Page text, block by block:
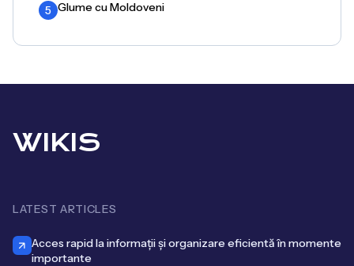
5 Glume cu Moldoveni
WIKIS
LATEST ARTICLES
Acces rapid la informații și organizare eficientă în momente
importante